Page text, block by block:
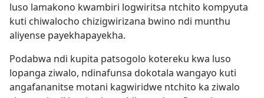
luso lamakono kwambiri logwiritsa ntchito kompyuta
kuti chiwalocho chizigwirizana bwino ndi munthu
aliyense payekhapayekha.
Podabwa ndi kupita patsogolo kotereku kwa luso
lopanga ziwalo, ndinafunsa dokotala wangayo kuti
angafananitse motani kagwiridwe ntchito ka ziwalo